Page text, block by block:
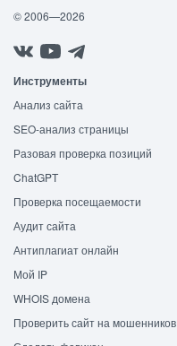
© 2006—2026
Инструменты
Анализ сайта
SEO-анализ страницы
Разовая проверка позиций
ChatGPT
Проверка посещаемости
Аудит сайта
Антиплагиат онлайн
Мой IP
WHOIS домена
Проверить сайт на мошенников